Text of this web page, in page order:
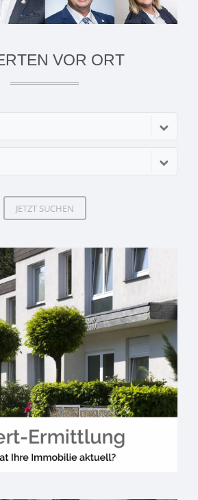
VOR ORT
JETZT SUCHEN